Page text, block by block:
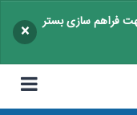
سازی بستر
×